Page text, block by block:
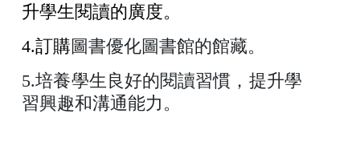
升學生閱讀的廣度。
4.訂購圖書優化圖書館的館藏。
5.培養學生良好的閱讀習慣，提升學
習興趣和溝通能力。